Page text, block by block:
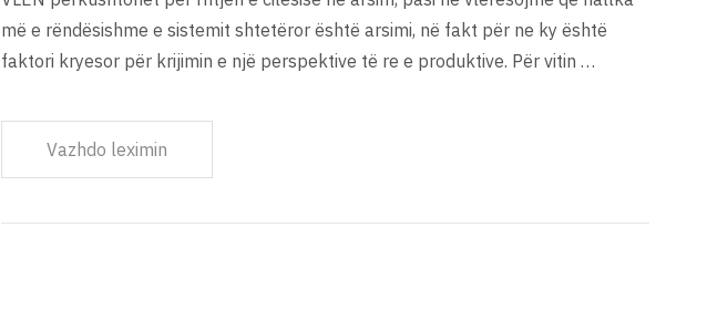
më e rëndësishme e sistemit shtetëror është arsimi, në fakt për ne ky është
faktori kryesor për krijimin e një perspektive të re e produktive. Për vitin …
Vazhdo leximin